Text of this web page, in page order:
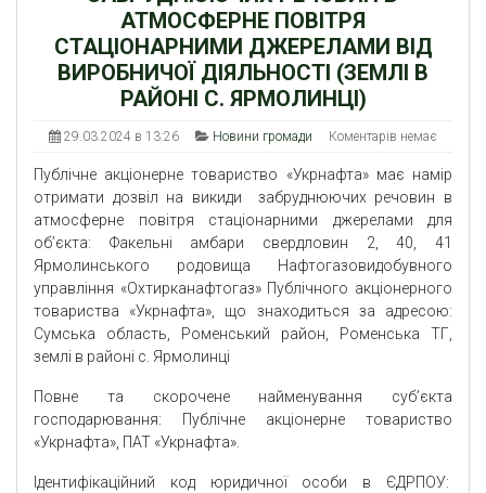
АТМОСФЕРНЕ ПОВІТРЯ
СТАЦІОНАРНИМИ ДЖЕРЕЛАМИ ВІД
ВИРОБНИЧОЇ ДІЯЛЬНОСТІ (ЗЕМЛІ В
РАЙОНІ С. ЯРМОЛИНЦІ)
29.03.2024 в 13:26 Новини громади Коментарів немає
Публічне акціонерне товариство «Укрнафта» має намір
отримати дозвіл на викиди забруднюючих речовин в
атмосферне повітря стаціонарними джерелами для
об’єкта: Факельні амбари свердловин 2, 40, 41
Ярмолинського родовища Нафтогазовидобувного
управління «Охтирканафтогаз» Публічного акціонерного
товариства «Укрнафта», що знаходиться за адресою:
Сумська область, Роменський район, Роменська ТГ,
землі в районі с. Ярмолинці
Повне та скорочене найменування суб’єкта
господарювання: Публічне акціонерне товариство
«Укрнафта», ПАТ «Укрнафта».
Ідентифікаційний код юридичної особи в ЄДРПОУ: